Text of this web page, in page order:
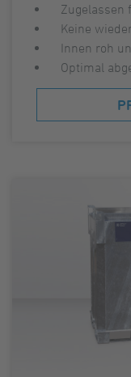
Zugelassen
Keine
Innen roh
Optimal